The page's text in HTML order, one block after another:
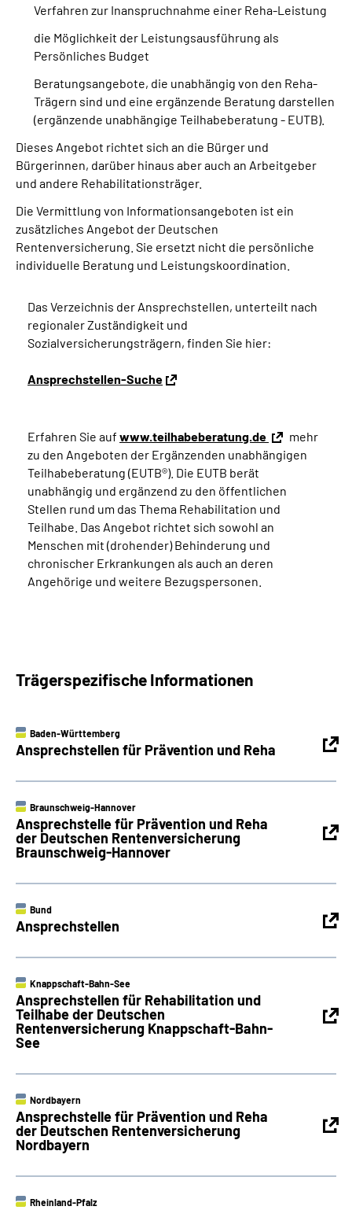
Mein Kundenportal
Verfahren zur Inanspruchnahme einer Reha-Leistung
die Möglichkeit der Leistungsausführung als
Persönliches Budget
Beratungsangebote, die unabhängig von den Reha-
Trägern sind und eine ergänzende Beratung darstellen
(ergänzende unabhängige Teilhabeberatung - EUTB).
Dieses Angebot richtet sich an die Bürger und
Bürgerinnen, darüber hinaus aber auch an Arbeitgeber
und andere Rehabilitationsträger.
Die Vermittlung von Informationsangeboten ist ein
zusätzliches Angebot der Deutschen
Rentenversicherung. Sie ersetzt nicht die persönliche
individuelle Beratung und Leistungskoordination.
Das Verzeichnis der Ansprechstellen, unterteilt nach
regionaler Zuständigkeit und
Sozialversicherungsträgern, finden Sie hier:
Ansprechstellen-Suche
Erfahren Sie auf www.teilhabeberatung.de
mehr
zu den Angeboten der Ergänzenden unabhängigen
Teilhabeberatung (EUTB®). Die EUTB berät
unabhängig und ergänzend zu den öffentlichen
Stellen rund um das Thema Rehabilitation und
Teilhabe. Das Angebot richtet sich sowohl an
Menschen mit (drohender) Behinderung und
chronischer Erkrankungen als auch an deren
Angehörige und weitere Bezugspersonen.
Trägerspezifische Informationen
Baden-Württemberg
Ansprechstellen für Prävention und Reha
Braunschweig-Hannover
Ansprechstelle für Prävention und Reha
der Deutschen Rentenversicherung
Braunschweig-Hannover
Bund
Ansprechstellen
Knappschaft-Bahn-See
Ansprechstellen für Rehabilitation und
Teilhabe der Deutschen
Rentenversicherung Knappschaft-Bahn-
See
Nordbayern
Ansprechstelle für Prävention und Reha
der Deutschen Rentenversicherung
Nordbayern
Rheinland-Pfalz